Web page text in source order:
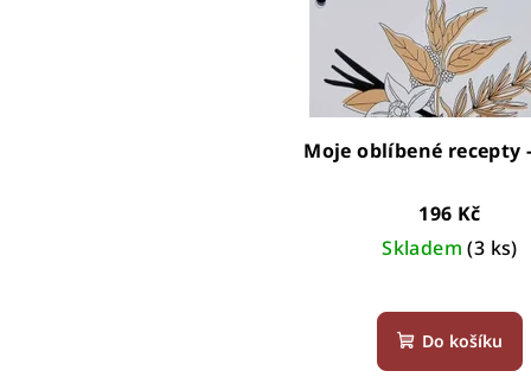
Moje oblíbené recepty
196 Kč
Skladem(3 ks)
produktu
je
Do košíku